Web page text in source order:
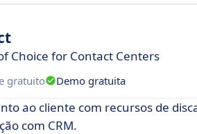
Choice for Contact Centers
gratuito Demo gratuita
ao cliente com recursos de
com CRM.